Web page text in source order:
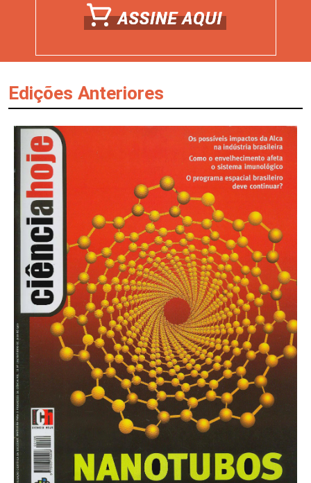
Edições Anteriores